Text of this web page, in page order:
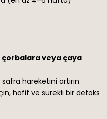
çorbalaraveya çaya
hareketini artırın
hafif ve sürekli bir detoks